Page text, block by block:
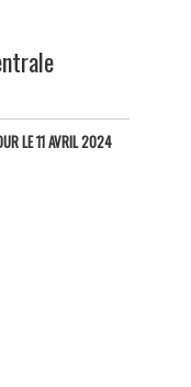
LE 11 AVRIL 2024